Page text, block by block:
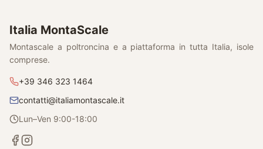
Italia MontaScale
Montascale a poltroncina e a piattaforma in tutta Italia, isole
comprese.
+39 346 323 1464
contatti@italiamontascale.it
Lun–Ven 9:00-18:00